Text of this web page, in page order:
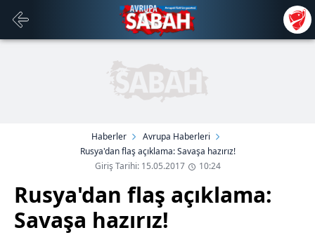
Haberler
Avrupa Haberleri
Rusya'dan flaş açıklama: Savaşa hazırız!
Giriş Tarihi: 15.05.2017
10:24
Rusya'dan flaş açıklama:
Savaşa hazırız!